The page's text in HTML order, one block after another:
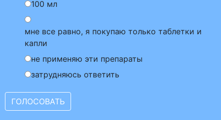
100 мл
мне все равно, я покупаю только таблетки и
капли
не применяю эти препараты
затрудняюсь ответить